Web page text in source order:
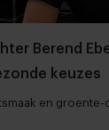
Berend
keuzes
en